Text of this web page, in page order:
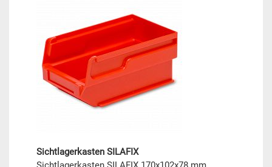
Sichtlagerkasten SILAFIX